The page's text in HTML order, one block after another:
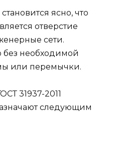
ясно, что
отверстие
сети.
без необходимой
или перемычки.
31937-2011
следующим